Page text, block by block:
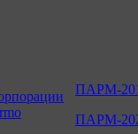
ПАРМ-
ПАРМ-